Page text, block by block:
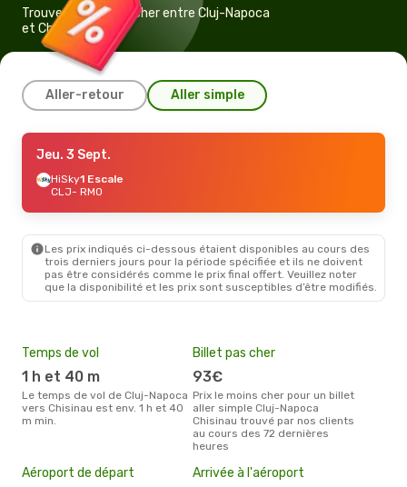
Trouvez un vol pas cher entre Cluj-Napoca
et Chisinau
Aller-retour Aller simple
Jeu. 3 Sept.
Tarom1 Escale
CLJ- RMO
RMO- CLJ
Ven. 21 Août- Mar. 25 Août
Tarom1 Escale
- RMO
Jeu. 3 Sept.
HiSky1 Escale
CLJ- RMO
Les prix indiqués ci-dessous étaient disponibles au cours des
trois derniers jours pour la période spécifiée et ils ne doivent
pas être considérés comme le prix final offert. Veuillez noter
que la disponibilité et les prix sont susceptibles d’être modifiés.
Temps de vol
1 h et 40 m
Le temps de vol de Cluj-Napoca
vers Chisinau est env. 1 h et 40
m min.
Billet pas cher
93€
Prix le moins cher pour un billet
aller simple Cluj-Napoca
Chisinau trouvé par nos clients
au cours des 72 dernières
heures
Aéroport de départ Arrivée à l'aéroport